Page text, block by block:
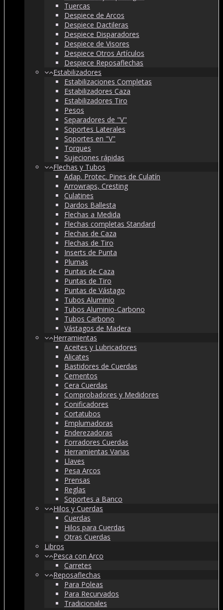
Tuercas
Despiece de Arcos
Despiece Dactileras
Despiece Disparadores
Despiece de Visores
Despiece Otros Artículos
Despiece Reposaflechas
Estabilizadores
Estabilizaciones Completas
Estabilizadores Caza
Estabilizadores Tiro
Pesos
Separadores de "V"
Soportes Laterales
Soportes en "V"
Torques
Sujeciones rápidas
Flechas y Tubos
Adap. Protec. Pines de Culatín
Arrowraps, Cresting
Culatines
Dardos Ballesta
Flechas a Medida
Flechas completas Standard
Flechas de Caza
Flechas de Tiro
Inserts de Punta
Plumas
Puntas de Caza
Puntas de Tiro
Puntas de Vástago
Tubos Aluminio
Tubos Aluminio-Carbono
Tubos Carbono
Vástagos de Madera
Herramientas
Aceites y Lubricadores
Alicates
Bastidores de Cuerdas
Cementos
Cera Cuerdas
Comprobadores y Medidores
Conificadores
Cortatubos
Emplumadoras
Enderezadoras
Forradores Cuerdas
Herramientas Varias
Llaves
Pesa Arcos
Prensas
Reglas
Soportes a Banco
Hilos y Cuerdas
Cuerdas
Hilos para Cuerdas
Otras Cuerdas
Libros
Pesca con Arco
Carretes
Reposaflechas
Para Poleas
Para Recurvados
Tradicionales